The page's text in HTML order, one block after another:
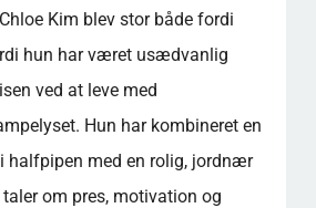
Kim blev stor både fordi
hun har været usædvanlig
ved at leve med
Hun har kombineret en
med en rolig, jordnær
om pres, motivation og